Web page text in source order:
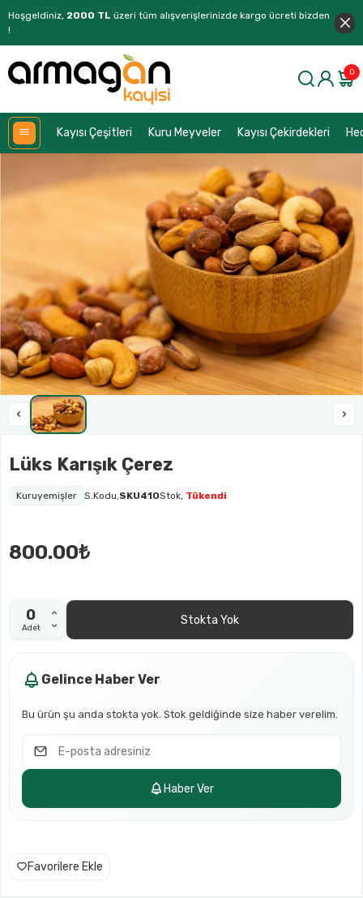
Hoşgeldiniz, 2000 TL üzeri tüm alışverişlerinizde kargo ücreti bizden
!
0
Kayısı Çeşitleri Kuru Meyveler Kayısı Çekirdekleri
Lüks Karışık Çerez
Kuruyemişler S.Kodu,SKU410Stok, Tükendi
800.00₺
Adet
Stokta Yok
Gelince Haber Ver
Bu ürün şu anda stokta yok. Stok geldiğinde size haber verelim.
Haber Ver
Favorilere Ekle